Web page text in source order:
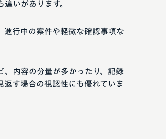
いがあります。
進行中の案件や軽微な確認事項な
、内容の分量が多かったり、記録
返す場合の視認性にも優れていま